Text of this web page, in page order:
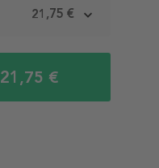
21,75 €
21,75 €